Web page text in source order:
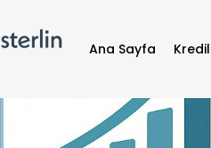
Ana Sayfa